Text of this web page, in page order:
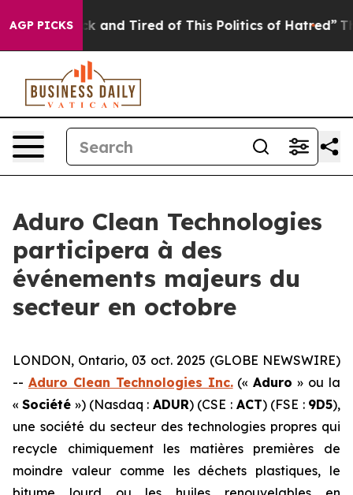
AGP PICKS
Sick and Tired of This Politics of Hatred” The
Aduro Clean Technologies
participera à des
événements majeurs du
secteur en octobre
LONDON, Ontario, 03 oct. 2025 (GLOBE NEWSWIRE)
-- Aduro Clean Technologies Inc.(«Aduro » ou la
«Société ») (Nasdaq : ADUR) (CSE :ACT) (FSE : 9D5),
une société du secteur des technologies propres qui
recycle chimiquement les matières premières de
moindre valeur comme les déchets plastiques, le